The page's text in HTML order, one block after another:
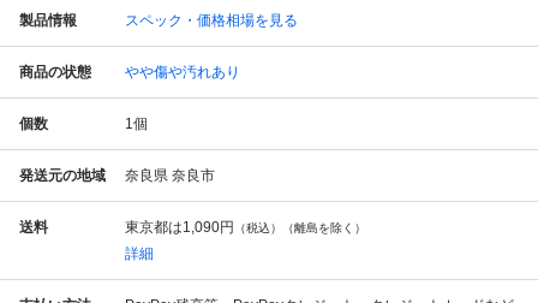
製品情報 スペック・価格相場を見る
商品の状態 やや傷や汚れあり
個数 1個
発送元の地域 奈良県 奈良市
送料 東京都は1,090円 （税込）（離島を除く）
詳細